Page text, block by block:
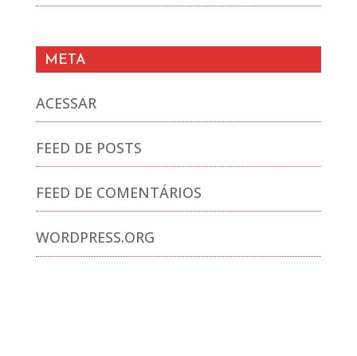
META
ACESSAR
FEED DE POSTS
FEED DE COMENTÁRIOS
WORDPRESS.ORG